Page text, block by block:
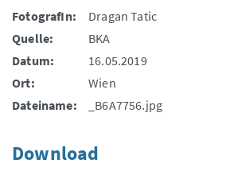
FotografIn:
Dragan Tatic
Quelle:
BKA
Datum:
16.05.2019
Ort:
Wien
Dateiname:
_B6A7756.jpg
Download